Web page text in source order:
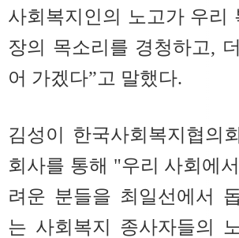
사회복지인의 노고가 우리
장의 목소리를 경청하고,
어 가겠다”고 말했다.
김성이 한국사회복지협의
회사를 통해 "우리 사회에
려운 분들을 최일선에서
는 사회복지 종사자들의